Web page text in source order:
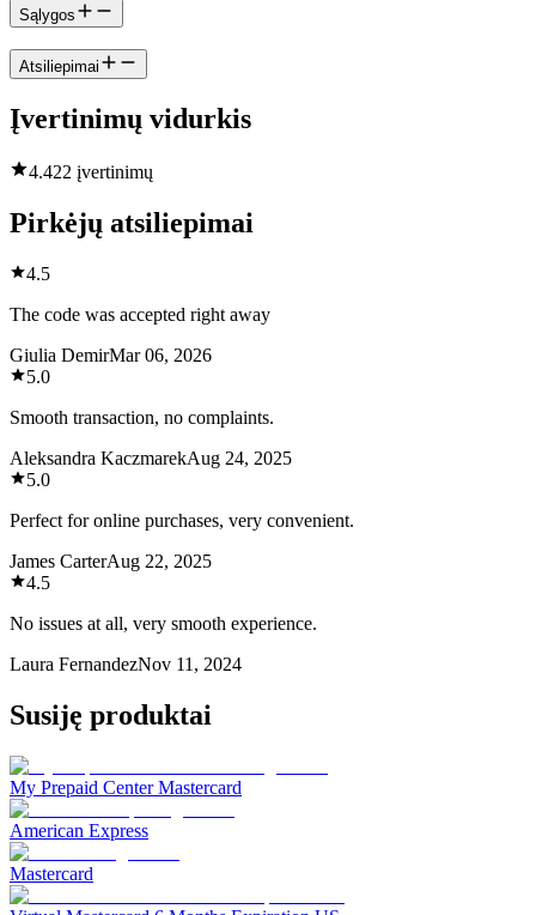
Sąlygos
Atsiliepimai
Įvertinimų vidurkis
4.422 įvertinimų
Pirkėjų atsiliepimai
4.5
The code was accepted right away
Giulia DemirMar 06, 2026
5.0
Smooth transaction, no complaints.
Aleksandra KaczmarekAug 24, 2025
5.0
Perfect for online purchases, very convenient.
James CarterAug 22, 2025
4.5
No issues at all, very smooth experience.
Laura FernandezNov 11, 2024
Susiję produktai
My Prepaid Center Mastercard
American Express
Mastercard